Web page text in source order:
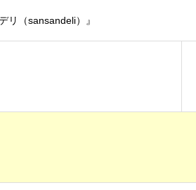
リ（sansandeli）』